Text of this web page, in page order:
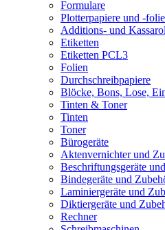
Formulare
Plotterpapiere und -
Additions- und
Etiketten
Etiketten PCL3
Folien
Durchschreibpapiere
Blöcke, Bons, Lose,
Tinten & Toner
Tinten
Toner
Bürogeräte
Aktenvernichter und
Beschriftungsgeräte
Bindegeräte und
Laminiergeräte und
Diktiergeräte und
Rechner